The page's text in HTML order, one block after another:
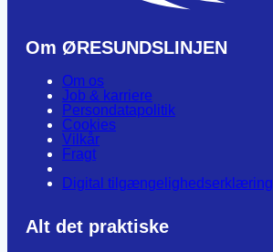
Om ØRESUNDSLINJEN
Om os
Job & karriere
Persondatapolitik
Cookies
Vilkår
Fragt
Digital tilgængelighedserklæring
Alt det praktiske